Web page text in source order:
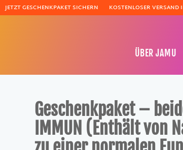
JETZT GESCHENKPAKET SICHERN KOSTENLOSER VERSAND
ÜBER JAMU
Geschenkpaket –
IMMUN (Enthält von